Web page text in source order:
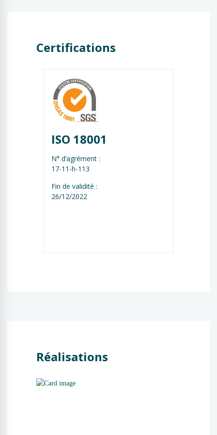
Certifications
ISO 18001
N° d’agrément :
17-11-h-113
Fin de validité :
26/12/2022
Réalisations